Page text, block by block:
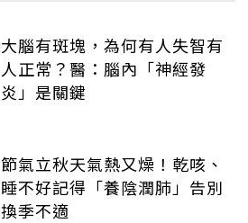
大腦有斑塊，為何有人失智有
人正常？醫：腦內「神經發
炎」是關鍵
節氣立秋天氣熱又燥！乾咳、
睡不好記得「養陰潤肺」告別
換季不適